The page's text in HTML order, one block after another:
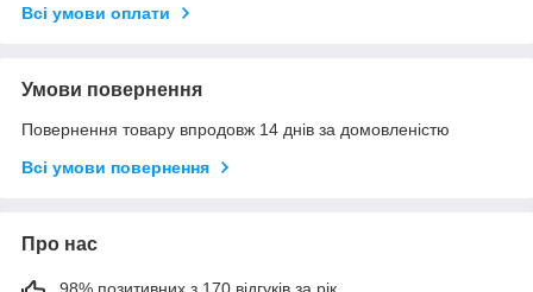
Всі умови оплати
Умови повернення
Повернення товару впродовж 14 днів за домовленістю
Всі умови повернення
Про нас